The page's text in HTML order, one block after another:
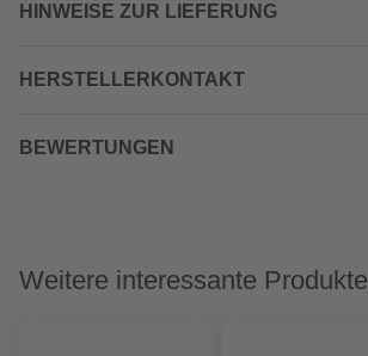
HINWEISE ZUR LIEFERUNG
HERSTELLERKONTAKT
BEWERTUNGEN
Weitere interessante Produkte